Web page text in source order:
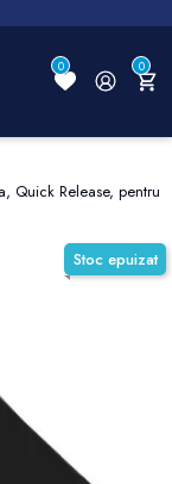
0 0
Quick Release, pentru
Stoc epuizat